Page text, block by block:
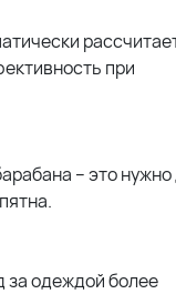
при
– это нужно
за одеждой более